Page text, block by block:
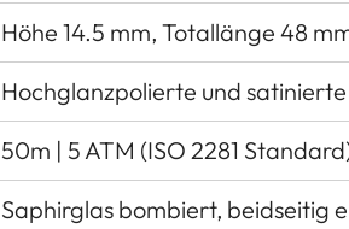
Höhe 14.5 mm, Totallänge 48
Hochglanzpolierte und
50m | 5 ATM (ISO 2281
Saphirglas bombiert, beidseitig